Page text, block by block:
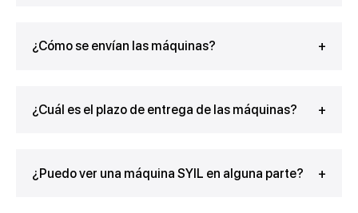
¿Cómo se envían las máquinas?
¿Cuál es el plazo de entrega de las máquinas?
¿Puedo ver una máquina SYIL en alguna parte?